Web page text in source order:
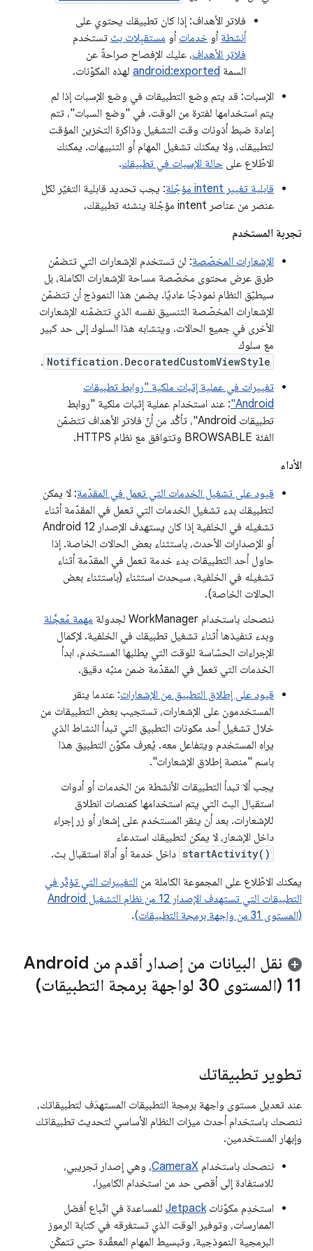
فلاتر الأهداف: إذا كان تطبيقك يحتوي على
أنشطة أو خدمات أو مستقبِلات بث تستخدم
فلاتر الأهداف، عليك الإفصاح صراحةً عن
السمة android:exported لهذه المكوّنات.
الإسبات: قد يتم وضع التطبيقات في وضع الإسبات إذا لم
يتم استخدامها لفترة من الوقت. في "وضع السبات"، تتم
إعادة ضبط أذونات وقت التشغيل وذاكرة التخزين المؤقت
لتطبيقك، ولا يمكنك تشغيل المهام أو التنبيهات. يمكنك
الاطّلاع على حالة الإسبات في تطبيقك.
قابلية تغيير intent مؤجّلة
: يجب تحديد قابلية التغيّر لكل
عنصر من عناصر intent مؤجّلة ينشئه تطبيقك.
تجربة المستخدم
الإشعارات المخصّصة: لن تستخدم الإشعارات التي تتضمّن
طرق عرض محتوى مخصّصة مساحة الإشعارات الكاملة، بل
سيطبّق النظام نموذجًا عاديًا. يضمن هذا النموذج أن تتضمّن
الإشعارات المخصّصة التنسيق نفسه الذي تتضمّنه الإشعارات
الأخرى في جميع الحالات. ويتشابه هذا السلوك إلى حد كبير
مع سلوك
Notification.DecoratedCustomViewStyle
.
تغييرات في عملية إثبات ملكية "روابط تطبيقات
Android" : عند استخدام عملية إثبات ملكية "روابط
تطبيقات Android"، تأكَّد من أنّ فلاتر الأهداف تتضمّن
الفئة BROWSABLE وتتوافق مع نظام HTTPS.
الأداء
قيود على تشغيل الخدمات التي تعمل في المقدّمة: لا يمكن
لتطبيقك بدء تشغيل الخدمات التي تعمل في المقدّمة أثناء
تشغيله في الخلفية إذا كان يستهدف الإصدار Android 12
أو الإصدارات الأحدث، باستثناء بعض الحالات الخاصة. إذا
حاول أحد التطبيقات بدء خدمة تعمل في المقدّمة أثناء
تشغيله في الخلفية، سيحدث استثناء (باستثناء بعض
الحالات الخاصة).
ننصحك باستخدام WorkManager لجدولة
مهمة مُعجَّلة
وبدء تنفيذها أثناء تشغيل تطبيقك في الخلفية. لإكمال
الإجراءات الحسّاسة للوقت التي يطلبها المستخدم، ابدأ
الخدمات التي تعمل في المقدّمة ضمن منبّه دقيق.
قيود على إطلاق التطبيق من الإشعارات: عندما ينقر
المستخدمون على الإشعارات، تستجيب بعض التطبيقات من
خلال تشغيل أحد مكونات التطبيق التي تبدأ النشاط الذي
يراه المستخدم ويتفاعل معه. يُعرف مكوّن التطبيق هذا
باسم "منصة إطلاق الإشعارات".
يجب ألا تبدأ التطبيقات الأنشطة من الخدمات أو أدوات
استقبال البث التي يتم استخدامها كمنصات انطلاق
للإشعارات. بعد أن ينقر المستخدم على إشعار أو زر إجراء
داخل الإشعار، لا يمكن لتطبيقك استدعاء
startActivity() داخل خدمة أو أداة استقبال بث.
يمكنك الاطّلاع على المجموعة الكاملة من التغييرات التي تؤثّر في
التطبيقات التي تستهدف الإصدار 12 من نظام التشغيل Android
(المستوى 31 من واجهة برمجة التطبيقات)
.
نقل البيانات من إصدار أقدم من Android
11 (المستوى 30 لواجهة برمجة التطبيقات)
تطوير تطبيقاتك
عند تعديل مستوى واجهة برمجة التطبيقات المستهدَف لتطبيقاتك،
ننصحك باستخدام أحدث ميزات النظام الأساسي لتحديث تطبيقاتك
وإبهار المستخدمين.
ننصحك باستخدام CameraX، وهي إصدار تجريبي،
للاستفادة إلى أقصى حد من استخدام الكاميرا.
استخدِم مكوّناتJetpack للمساعدة في اتّباع أفضل
الممارسات، وتوفير الوقت الذي تستغرقه في كتابة الرموز
البرمجية النموذجية، وتبسيط المهام المعقّدة حتى تتمكّن